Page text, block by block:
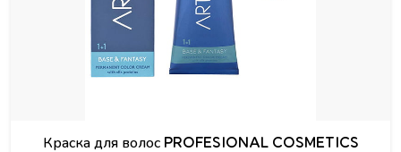
Краска для волос PROFESIONAL COSMETICS